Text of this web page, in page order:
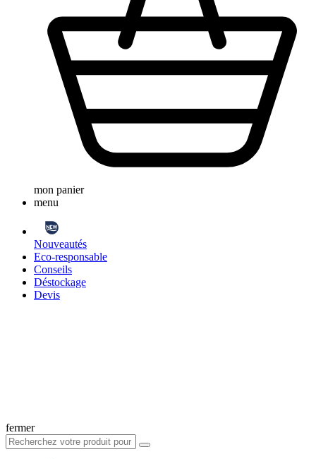
mon panier
menu
Nouveautés
Eco-responsable
Conseils
Déstockage
Devis
fermer